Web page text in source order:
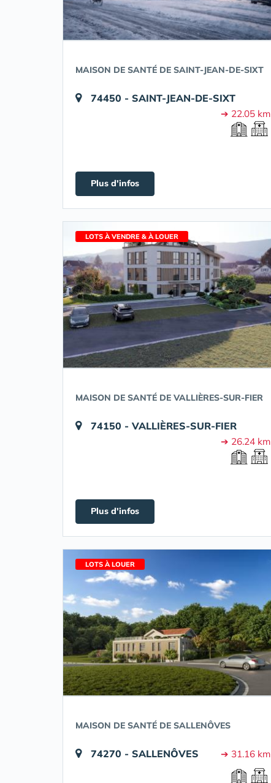
MAISON DE SANTÉ DE SAINT-JEAN-DE-SIXT
74450 - SAINT-JEAN-DE-SIXT
➔ 22.05 km
Plus d'infos
LOTS À VENDRE & À LOUER
MAISON DE SANTÉ DE VALLIÈRES-SUR-FIER
74150 - VALLIÈRES-SUR-FIER
➔ 26.24 km
Plus d'infos
LOTS À LOUER
MAISON DE SANTÉ DE SALLENÔVES
74270 - SALLENÔVES ➔ 31.16 km